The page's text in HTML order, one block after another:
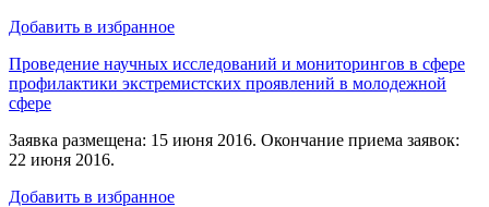
Добавить в избранное
Проведение научных исследований и мониторингов в сфере
профилактики экстремистских проявлений в молодежной
сфере
Заявка размещена: 15 июня 2016. Окончание приема заявок:
22 июня 2016.
Добавить в избранное